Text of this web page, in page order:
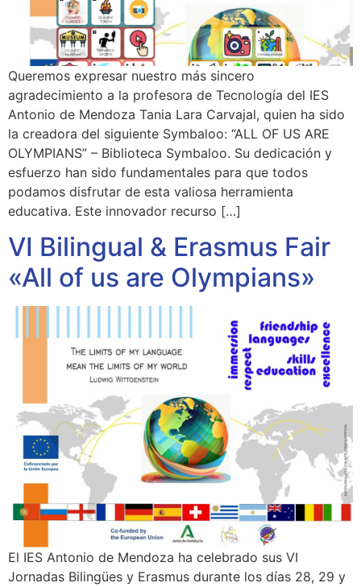
Queremos expresar nuestro más sincero
agradecimiento a la profesora de Tecnología del IES
Antonio de Mendoza Tania Lara Carvajal, quien ha sido
la creadora del siguiente Symbaloo: “ALL OF US ARE
OLYMPIANS” – Biblioteca Symbaloo. Su dedicación y
esfuerzo han sido fundamentales para que todos
podamos disfrutar de esta valiosa herramienta
educativa. Este innovador recurso […]
VI Bilingual & Erasmus Fair
«All of us are Olympians»
El IES Antonio de Mendoza ha celebrado sus VI
Jornadas Bilingües y Erasmus durante los días 28, 29 y